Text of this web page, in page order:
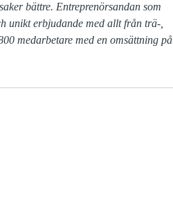
bättre. Entreprenörsandan som
unikt erbjudande med allt från trä-,
medarbetare med en omsättning på